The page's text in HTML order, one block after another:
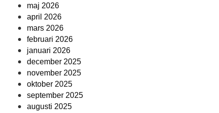
maj 2026
april 2026
mars 2026
februari 2026
januari 2026
december 2025
november 2025
oktober 2025
september 2025
augusti 2025